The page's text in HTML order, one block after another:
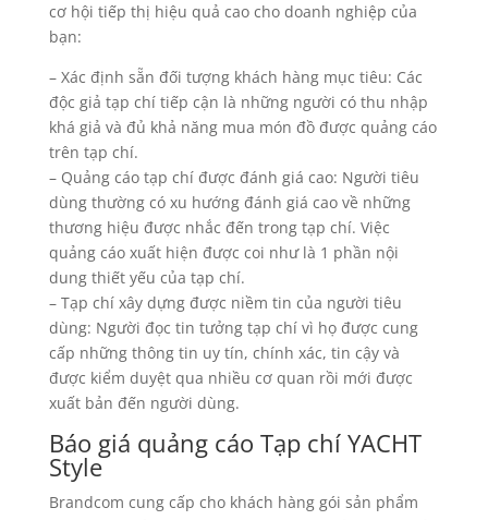
cơ hội tiếp thị hiệu quả cao cho doanh nghiệp của
bạn:
– Xác định sẵn đối tượng khách hàng mục tiêu: Các
độc giả tạp chí tiếp cận là những người có thu nhập
khá giả và đủ khả năng mua món đồ được quảng cáo
trên tạp chí.
– Quảng cáo tạp chí được đánh giá cao: Người tiêu
dùng thường có xu hướng đánh giá cao về những
thương hiệu được nhắc đến trong tạp chí. Việc
quảng cáo xuất hiện được coi như là 1 phần nội
dung thiết yếu của tạp chí.
– Tạp chí xây dựng được niềm tin của người tiêu
dùng: Người đọc tin tưởng tạp chí vì họ được cung
cấp những thông tin uy tín, chính xác, tin cậy và
được kiểm duyệt qua nhiều cơ quan rồi mới được
xuất bản đến người dùng.
Báo giá quảng cáo Tạp chí YACHT
Style
Brandcom cung cấp cho khách hàng gói sản phẩm